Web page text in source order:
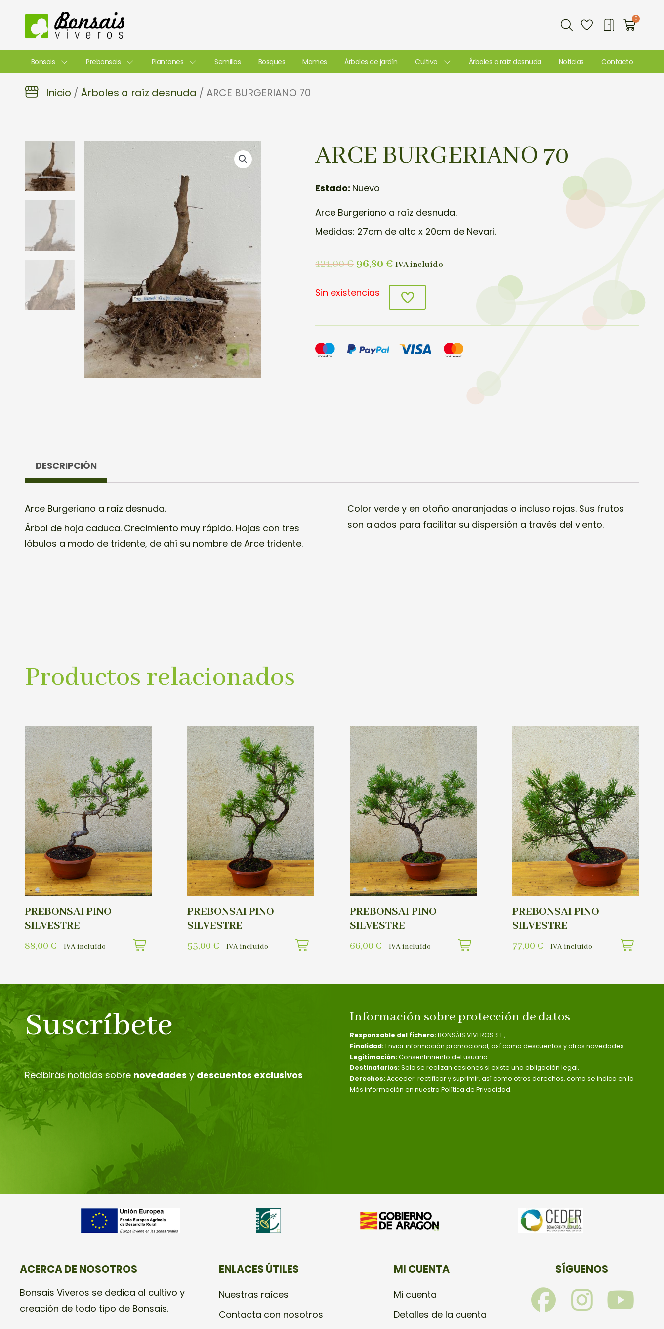
contenido
Buscar 0
Bonsais Prebonsais Plantones Semillas Bosques Mames Árboles de jardín Cultivo Árboles a raíz desnuda Noticias Contacto
Inicio / Árboles a raíz desnuda / ARCE BURGERIANO 70
ARCE BURGERIANO 70
Estado: Nuevo
Arce Burgeriano a raíz desnuda.
Medidas: 27cm de alto x 20cm de Nevari.
121,00€96,80€ IVA incluído
Sin existencias
DESCRIPCIÓN
Arce Burgeriano a raíz desnuda.
Árbol de hoja caduca. Crecimiento muy rápido. Hojas con tres
lóbulos a modo de tridente, de ahí su nombre de Arce tridente.
Color verde y en otoño anaranjadas o incluso rojas. Sus frutos
son alados para facilitar su dispersión a través del viento.
Productos relacionados
PREBONSAI PINO
SILVESTRE
88,00 € IVA incluído
PREBONSAI PINO
SILVESTRE
55,00 € IVA incluído
PREBONSAI PINO
SILVESTRE
66,00 € IVA incluído
PREBONSAI PINO
SILVESTRE
77,00 € IVA incluído
Suscríbete
Recibirás noticias sobre novedades y descuentos exclusivos
Información sobre protección de datos
Responsable del fichero: BONSÁIS VIVEROS S.L.;
Finalidad: Enviar información promocional, así como descuentos y otras novedades.
Legitimación: Consentimiento del usuario.
Destinatarios: Solo se realizan cesiones si existe una obligación legal.
Derechos: Acceder, rectificar y suprimir, así como otros derechos, como se indica en la
Más información en nuestra Política de Privacidad.
ACERCA DE NOSOTROS
Bonsais Viveros se dedica al cultivo y
creación de todo tipo de Bonsais.
ENLACES ÚTILES
Nuestras raíces
Contacta con nosotros
MI CUENTA
Mi cuenta
Detalles de la cuenta
SÍGUENOS
F
a
I
n
Y